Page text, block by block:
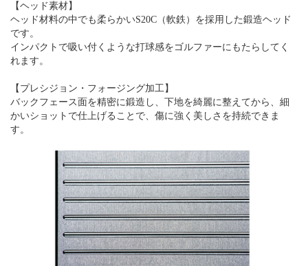
【ヘッド素材】
ヘッド材料の中でも柔らかいS20C（軟鉄）を採用した鍛造ヘッド
です。
インパクトで吸い付くような打球感をゴルファーにもたらしてく
れます。
【プレシジョン・フォージング加工】
バックフェース面を精密に鍛造し、下地を綺麗に整えてから、細
かいショットで仕上げることで、傷に強く美しさを持続できま
す。